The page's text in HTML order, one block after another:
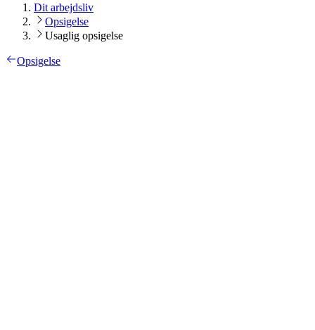
Dit arbejdsliv
Opsigelse
Usaglig opsigelse
Opsigelse